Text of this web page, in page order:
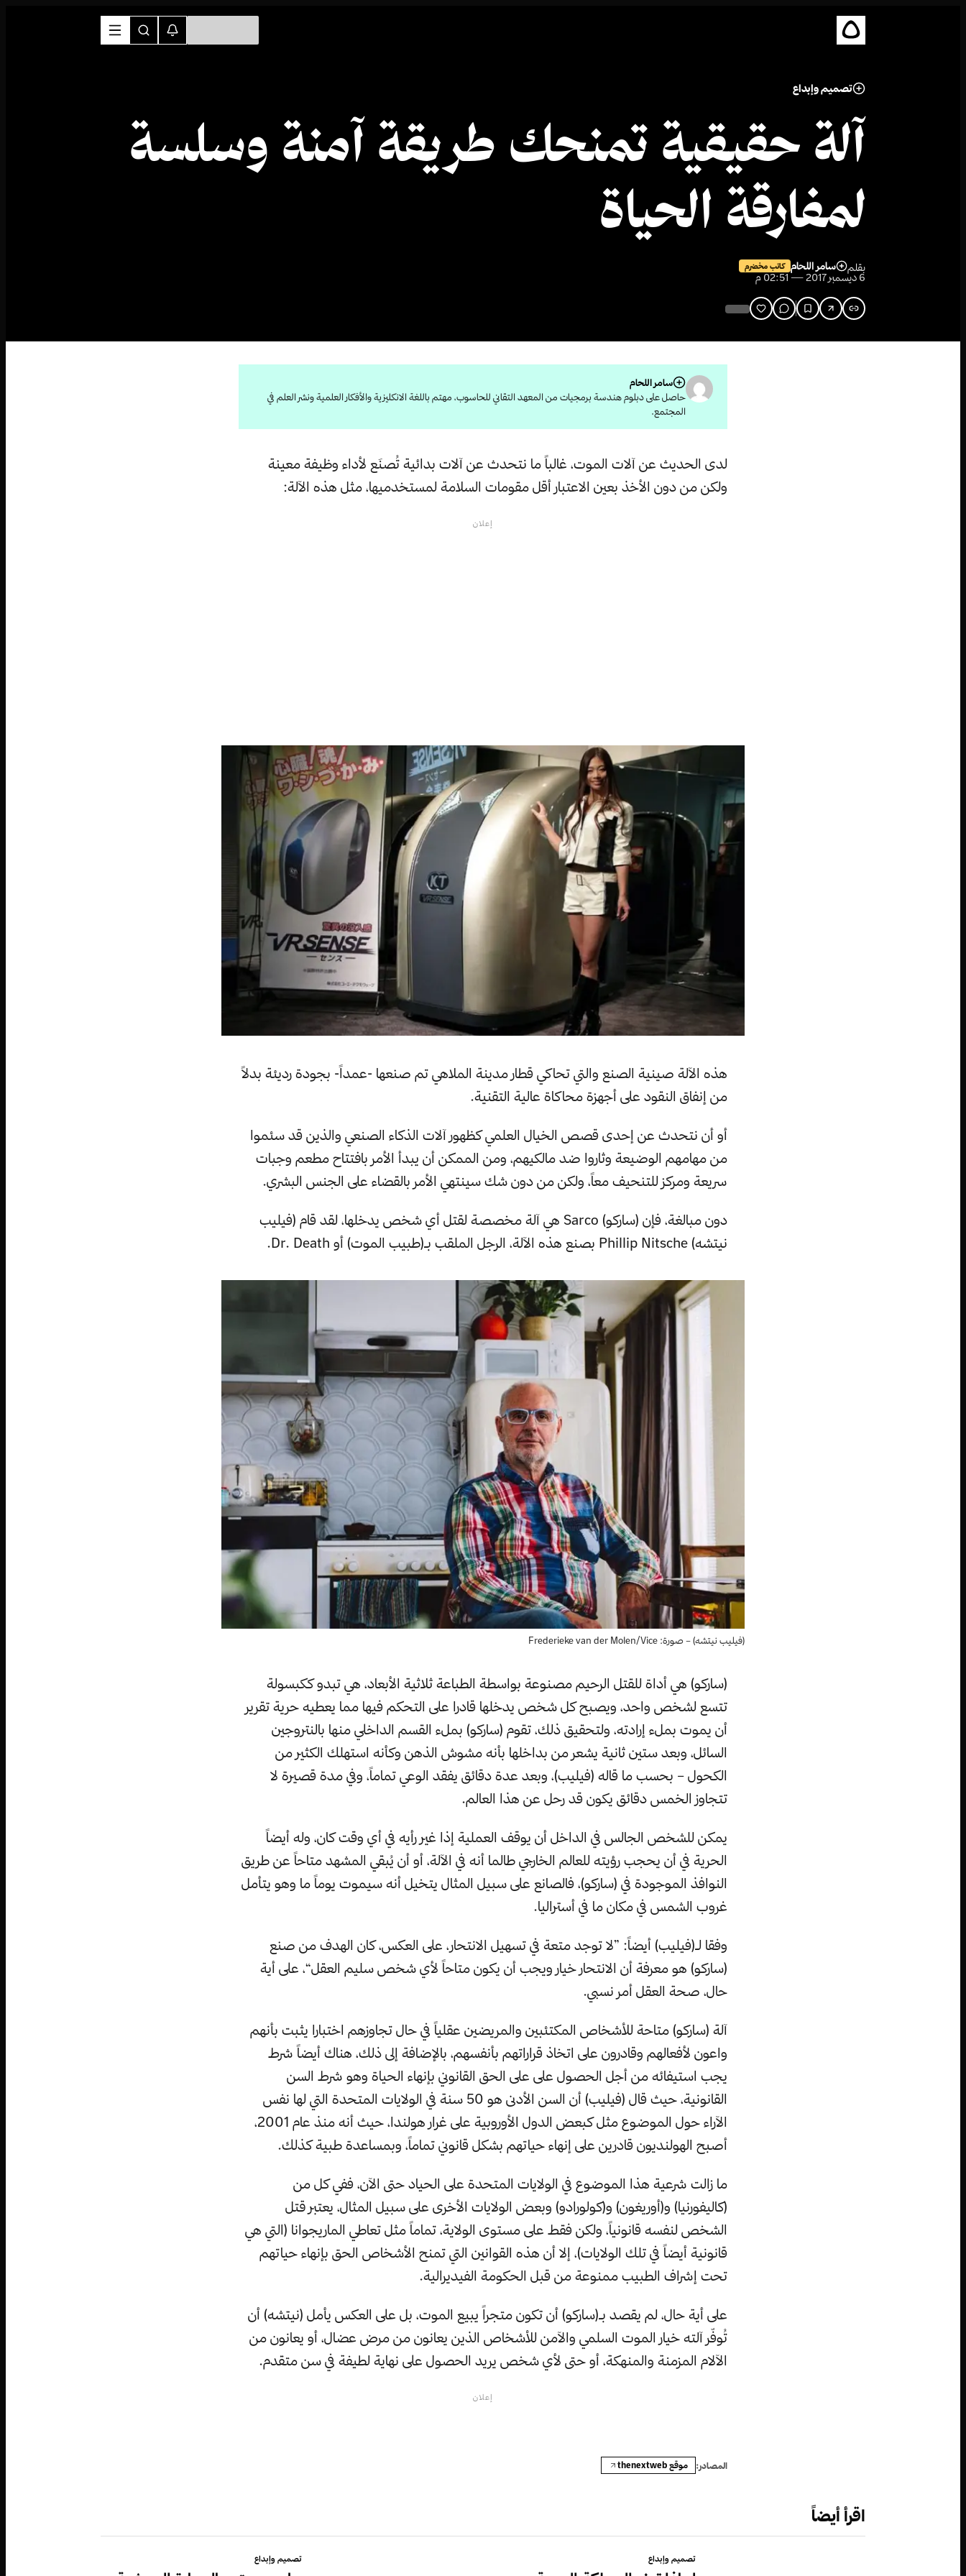
تصميم وإبداع
آلة حقيقية تمنحك طريقة آمنة وسلسة
لمفارقة الحياة
بقلم سامر اللحام كاتب مخضرم
6 ديسمبر 2017 — 02:51 م
سامر اللحام
حاصل على دبلوم هندسة برمجيات من المعهد التقاني للحاسوب، مهتم باللغة الانكليزية والأفكار العلمية ونشر العلم في
المجتمع.
لدى الحديث عن آلات الموت، غالباً ما نتحدث عن آلات بدائية تُصنَع لأداء وظيفة معينة
ولكن من دون الأخذ بعين الاعتبار أقل مقومات السلامة لمستخدميها، مثل هذه الآلة:
إعلان
هذه الآلة صينية الصنع والتي تحاكي قطار مدينة الملاهي تم صنعها -عمداً- بجودة رديئة بدلاً
من إنفاق النقود على أجهزة محاكاة عالية التقنية.
أو أن نتحدث عن إحدى قصص الخيال العلمي كظهور آلات الذكاء الصنعي والذين قد سئموا
من مهامهم الوضيعة وثاروا ضد مالكيهم، ومن الممكن أن يبدأ الأمر بافتتاح مطعم وجبات
سريعة ومركز للتنحيف معاً، ولكن من دون شك سينتهي الأمر بالقضاء على الجنس البشري.
دون مبالغة، فإن (ساركو) Sarco هي آلة مخصصة لقتل أي شخص يدخلها، لقد قام (فيليب
نيتشه) Phillip Nitsche بصنع هذه الآلة، الرجل الملقب بـ(طبيب الموت) أو Dr. Death.
(فيليب نيتشه) – صورة: Frederieke van der Molen/Vice
(ساركو) هي أداة للقتل الرحيم مصنوعة بواسطة الطباعة ثلاثية الأبعاد، هي تبدو ككبسولة
تتسع لشخص واحد، ويصبح كل شخص يدخلها قادرا على التحكم فيها مما يعطيه حرية تقرير
أن يموت بملء إرادته، ولتحقيق ذلك، تقوم (ساركو) بملء القسم الداخلي منها بالنتروجين
السائل، وبعد ستين ثانية يشعر من بداخلها بأنه مشوش الذهن وكأنه استهلك الكثير من
الكحول – بحسب ما قاله (فيليب)، وبعد عدة دقائق يفقد الوعي تماماً، وفي مدة قصيرة لا
تتجاوز الخمس دقائق يكون قد رحل عن هذا العالم.
يمكن للشخص الجالس في الداخل أن يوقف العملية إذا غير رأيه في أي وقت كان، وله أيضاً
الحرية في أن يحجب رؤيته للعالم الخارجي طالما أنه في الآلة، أو أن يُبقي المشهد متاحاً عن طريق
النوافذ الموجودة في (ساركو)، فالصانع على سبيل المثال يتخيل أنه سيموت يوماً ما وهو يتأمل
غروب الشمس في مكان ما في أستراليا.
وفقا لـ(فيليب) أيضاً: ”لا توجد متعة في تسهيل الانتحار، على العكس، كان الهدف من صنع
(ساركو) هو معرفة أن الانتحار خيار ويجب أن يكون متاحاً لأي شخص سليم العقل“، على أية
حال، صحة العقل أمر نسبي.
آلة (ساركو) متاحة للأشخاص المكتئبين والمريضين عقلياً في حال تجاوزهم اختبارا يثبت بأنهم
واعون لأفعالهم وقادرون على اتخاذ قراراتهم بأنفسهم، بالإضافة إلى ذلك، هناك أيضاً شرط
يجب استيفائه من أجل الحصول على على الحق القانوني بإنهاء الحياة وهو شرط السن
القانونية، حيث قال (فيليب) أن السن الأدنى هو 50 سنة في الولايات المتحدة التي لها نفس
الآراء حول الموضوع مثل كبعض الدول الأوروبية على غرار هولندا، حيث أنه منذ عام 2001،
أصبح الهولنديون قادرين على إنهاء حياتهم بشكل قانوني تماماً، وبمساعدة طبية كذلك.
ما زالت شرعية هذا الموضوع في الولايات المتحدة على الحياد حتى الآن، ففي كل من
(كاليفورنيا) و(أوريغون) و(كولورادو) وبعض الولايات الأخرى على سبيل المثال، يعتبر قتل
الشخص لنفسه قانونياً، ولكن فقط على مستوى الولاية، تماماً مثل تعاطي الماريجوانا (التي هي
قانونية أيضاً في تلك الولايات)، إلا أن هذه القوانين التي تمنح الأشخاص الحق بإنهاء حياتهم
تحت إشراف الطبيب ممنوعة من قبل الحكومة الفيديرالية.
على أية حال، لم يقصد بـ(ساركو) أن تكون متجراً يبيع الموت، بل على العكس يأمل (نيتشه) أن
تُوفّر آلته خيار الموت السلمي والآمن للأشخاص الذين يعانون من مرض عضال، أو يعانون من
الآلام المزمنة والمنهكة، أو حتى لأي شخص يريد الحصول على نهاية لطيفة في سن متقدم.
إعلان
المصادر: موقع thenextweb
اقرأ أيضاً
تصميم وإبداع تصميم وإبداع